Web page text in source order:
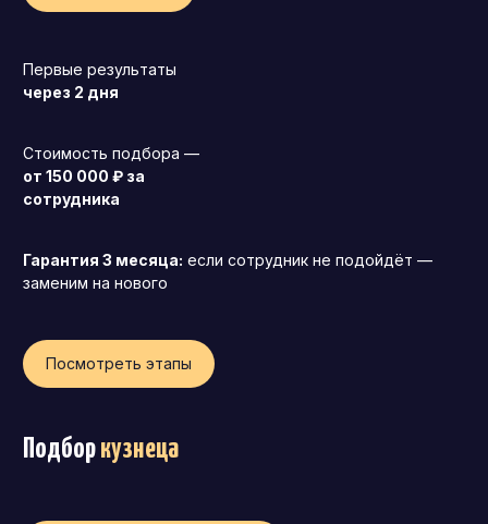
Генеральный директор (CEO)
Коммерческий директор
Операционный директор (COO)
Первые результаты
через 2 дня
Стоимость подбора —
от 150 000 ₽ за
сотрудника
Гарантия 3 месяца: если сотрудник не подойдёт —
заменим на нового
Посмотреть этапы
Подборкузнеца